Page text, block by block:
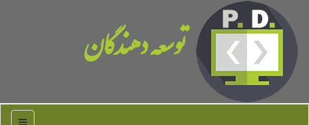
توسعه دهندگان